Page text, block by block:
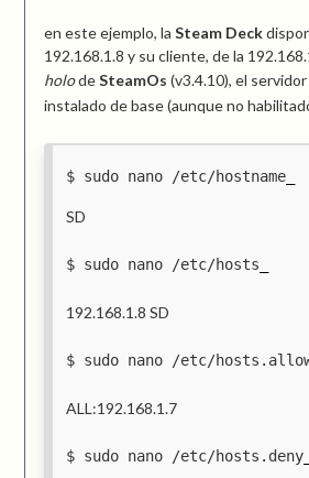
en este ejemplo, la Steam Deck
192.168.1.8 y su cliente, de la
holodeSteamOs (v3.4.10), el servidor
instalado de base (aunque no
sudo nano /etc/hostname
SD
sudo nano /etc/hosts
192.168.1.8 SD
sudo nano /etc/
ALL:192.168.1.7
sudo nano /etc/hosts.deny